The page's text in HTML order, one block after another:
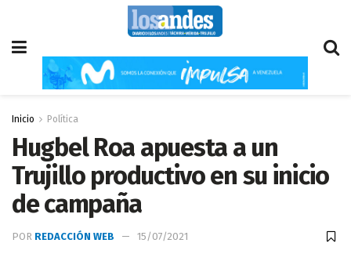
Inicio Política
Hugbel Roa apuesta a un
Trujillo productivo en su inicio
de campaña
POR REDACCIÓN WEB 15/07/2021